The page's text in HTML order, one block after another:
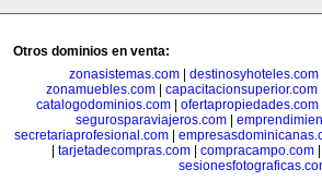
Otros dominios en venta:
zonasistemas.com| destinosyhoteles.com
zonamuebles.com| capacitacionsuperior.com
catalogodominios.com| ofertapropiedades.com
segurosparaviajeros.com
secretariaprofesional.com|
tarjetadecompras.com compracampo.com